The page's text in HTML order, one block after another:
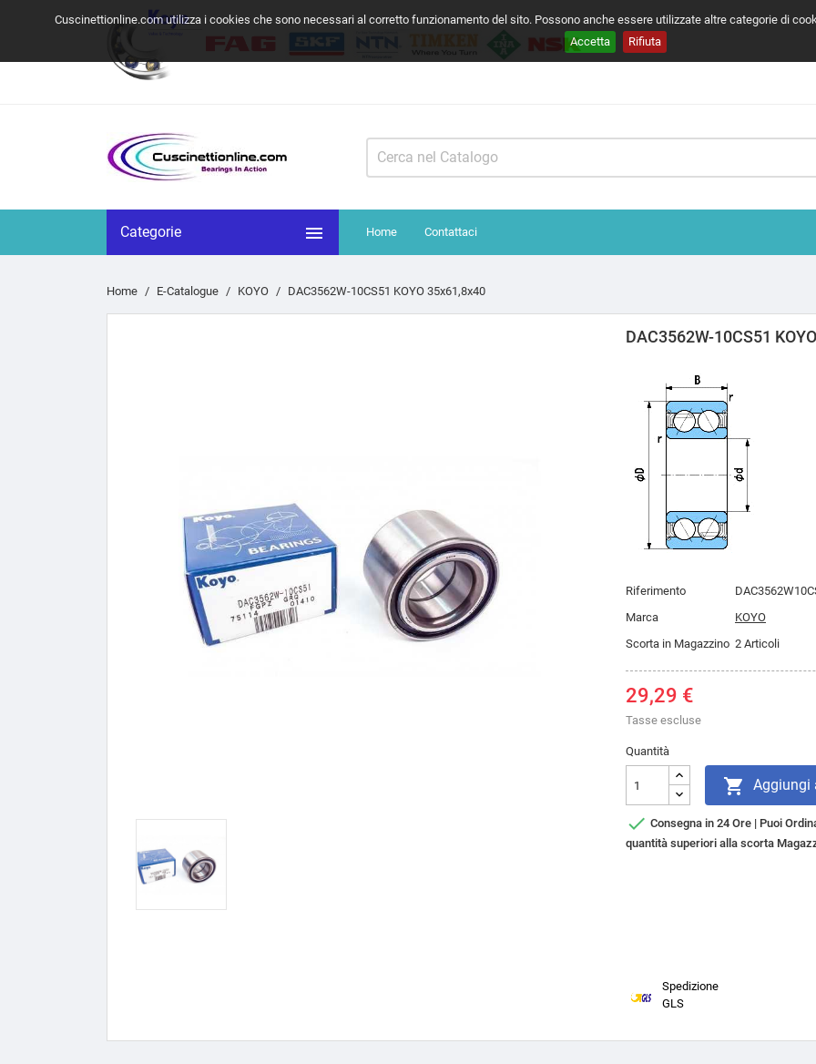
Cuscinettionline.com utilizza i cookies che sono necessari al corretto funzionamento del sito. Possono anche essere utilizzate altre categorie di
Accetta
Rifiuta
Categorie  Home Contattaci
Home E-Catalogue KOYO DAC3562W-10CS51 KOYO 35x61,8x40
DAC3562W-10CS51
Riferimento
Marca
KOYO
Scorta in Magazzino 2 Articoli
29,29 €
Tasse escluse
Quantità
 Aggiungi
 Consegna in 24 Ore | Puoi
quantità superiori alla scorta
Spedizione
GLS